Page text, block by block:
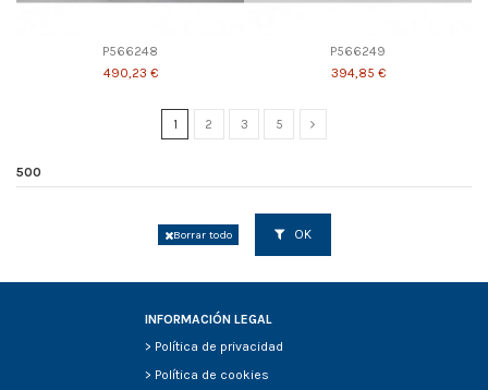
P566248
490,23 €
P566249
394,85 €
1 2 3 5
500
Borrar todo OK
INFORMACIÓN LEGAL
> Política de privacidad
> Política de cookies